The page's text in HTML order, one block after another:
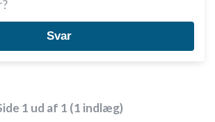
Svar
1 ud af 1 (1 indlæg)